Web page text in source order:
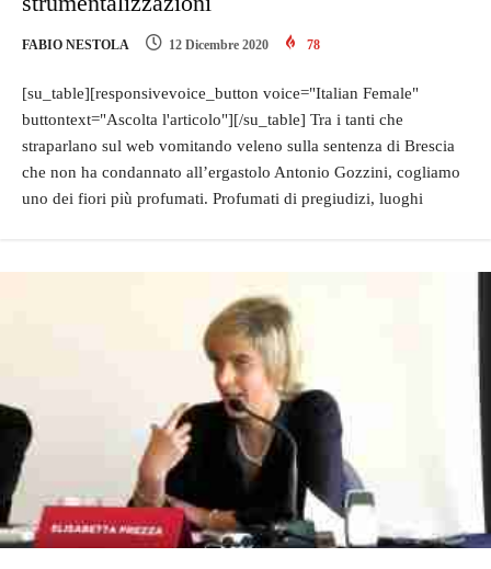
FABIO NESTOLA 12 Dicembre 2020 78
[su_table][responsivevoice_button voice="Italian Female"
buttontext="Ascolta l'articolo"][/su_table] Tra i tanti che
straparlano sul web vomitando veleno sulla sentenza di Brescia
che non ha condannato all’ergastolo Antonio Gozzini, cogliamo
uno dei fiori più profumati. Profumati di pregiudizi, luoghi